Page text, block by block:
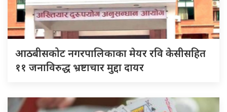
आठबीसकोट नगरपालिकाका मेयर रवि केसीसहित
११ जनाविरुद्ध भ्रष्टाचार मुद्दा दायर